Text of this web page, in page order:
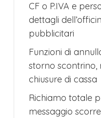
CF o P.IVA e
dettagli
pubblicitari
Funzioni di
storno scontrino,
chiusure di cassa
Richiamo totale
messaggio